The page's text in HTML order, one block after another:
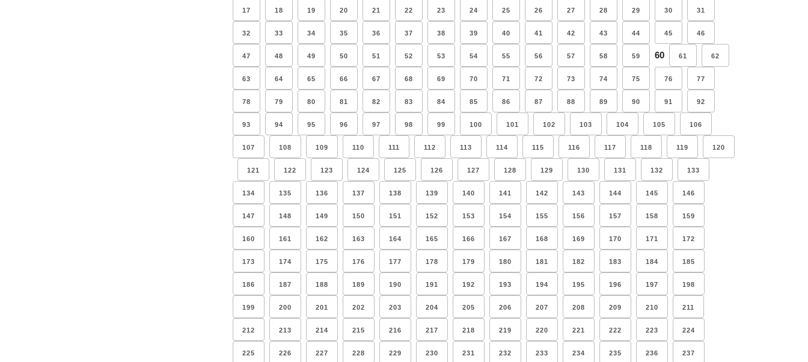
17 18 19 20 21 22 23 24 25 26 27 28 29 30 31
32 33 34 35 36 37 38 39 40 41 42 43 44 45 46
47 48 49 50 51 52 53 54 55 56 57 58 59 60 61 62
63 64 65 66 67 68 69 70 71 72 73 74 75 76 77
78 79 80 81 82 83 84 85 86 87 88 89 90 91 92
93 94 95 96 97 98 99 100 101 102 103 104 105 106
107 108 109 110 111 112 113 114 115 116 117 118 119 120
121 122 123 124 125 126 127 128 129 130 131 132 133
134 135 136 137 138 139 140 141 142 143 144 145 146
147 148 149 150 151 152 153 154 155 156 157 158 159
160 161 162 163 164 165 166 167 168 169 170 171 172
173 174 175 176 177 178 179 180 181 182 183 184 185
186 187 188 189 190 191 192 193 194 195 196 197 198
199 200 201 202 203 204 205 206 207 208 209 210 211
212 213 214 215 216 217 218 219 220 221 222 223 224
225 226 227 228 229 230 231 232 233 234 235 236 237